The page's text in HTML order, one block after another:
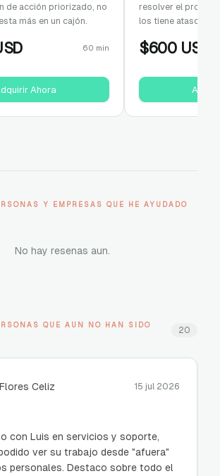
de acción priorizado, no
más en un cajón.
60 min
Ahora
resolver el
los tiene
$600USD
Y EMPRESAS QUE HE AYUDADO
No hay resenas aun.
QUE AUN NO HAN SIDO
20
Celiz 15 jul 2026
con Luis en servicios y soporte,
ver su trabajo desde "afuera"
personales. Destaco sobre todo el